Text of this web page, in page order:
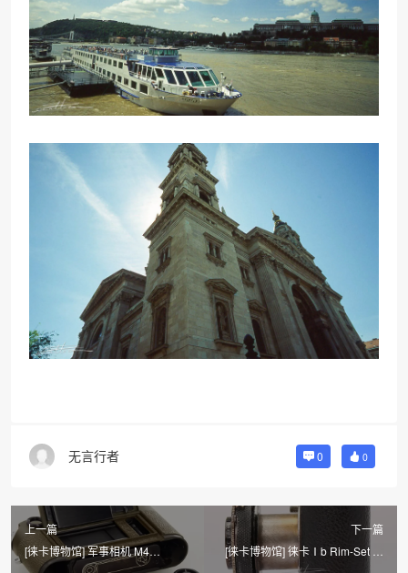
无言行者 0 0
上一篇
[徕卡博物馆] 军事相机 M4
Olive（No.1266126）
下一篇
[徕卡博物馆] 徕卡Ⅰb Rim-Set 镜
间快门相机 （No.50619）